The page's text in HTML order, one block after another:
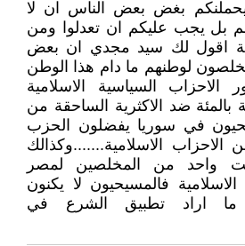
بغض بعض الناس ان لا
بل يجب عليكم ان تعدلوا ومن
اقول لك سيد مجدي ان بعض
لوطنهم ما دام هذا الوطن
الاحزاب السياسية الاسلامية
بالمئة ضد الاكثرية الساحقة من
في سوريا يفضلون الحزب
الاحزاب الاسلامية.......وكذالك
واحد من المخلصين لمصر
فالمسيحيون لا يكنون
ما اراد تطبيق الشرع في